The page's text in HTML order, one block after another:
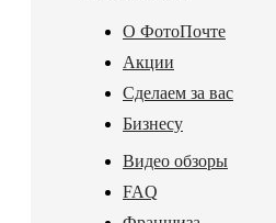
О ФотоПочте
Акции
Сделаем за вас
Бизнесу
Видео обзоры
FAQ